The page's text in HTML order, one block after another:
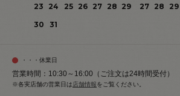
23
24 25 26 27 28 29
30
31
27 28 29
・・・休業日
営業時間：10:30～16:00（ご注文は24時間受付）
※各実店舗の営業日は 店舗情報をご覧ください。